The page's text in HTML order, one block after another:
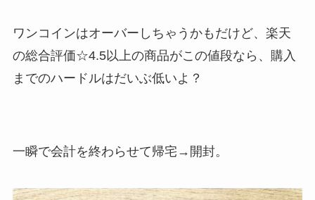
ワンコインはオーバーしちゃうかもだけど、楽天
の総合評価☆4.5以上の商品がこの値段なら、購入
までのハードルはだいぶ低いよ？
一瞬で会計を終わらせて帰宅→開封。